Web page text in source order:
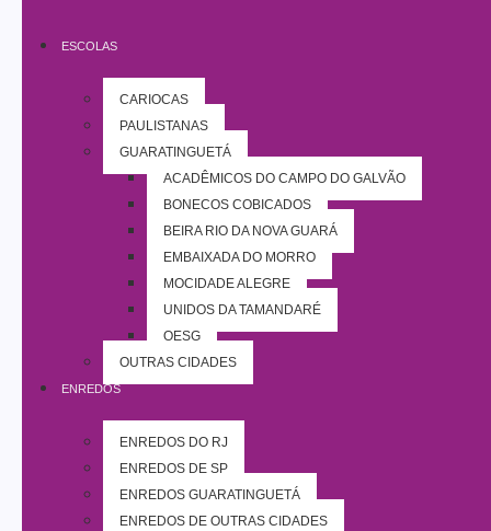
ESCOLAS
CARIOCAS
PAULISTANAS
GUARATINGUETÁ
ACADÊMICOS DO CAMPO DO GALVÃO
BONECOS COBIÇADOS
BEIRA RIO DA NOVA GUARÁ
EMBAIXADA DO MORRO
MOCIDADE ALEGRE
UNIDOS DA TAMANDARÉ
OESG
OUTRAS CIDADES
ENREDOS
ENREDOS DO RJ
ENREDOS DE SP
ENREDOS GUARATINGUETÁ
ENREDOS DE OUTRAS CIDADES